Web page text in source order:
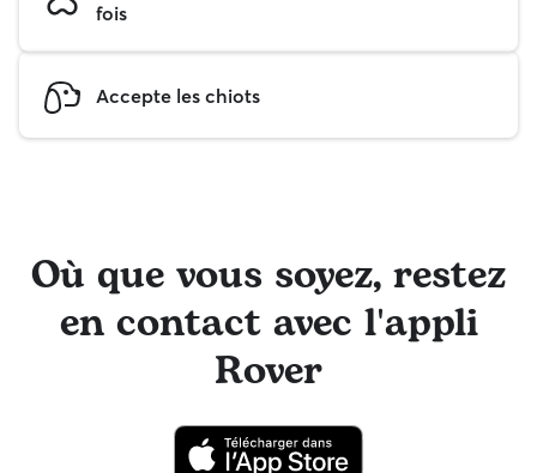
fois
Accepte les chiots
Où que vous soyez, restez
en contact avec l'appli
Rover